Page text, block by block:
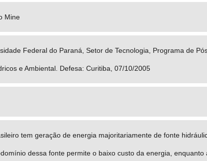
Mine
Federal do Paraná, Setor de Tecnologia, Programa de
e Ambiental. Defesa: Curitiba, 07/10/2005
tem geração de energia majoritariamente de fonte
dessa fonte permite o baixo custo da energia, enquanto